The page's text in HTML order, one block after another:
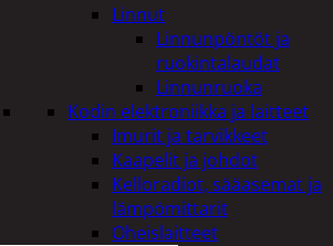
Linnut
Linnunpöntöt ja
ruokintalaudat
Linnunruoka
Kodin elektroniikka ja laitteet
Imurit ja tarvikkeet
Kaapelit ja johdot
Kelloradiot, sääasemat ja
lämpömittarit
Oheislaitteet